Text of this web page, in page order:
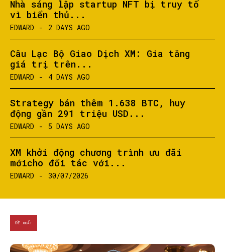
SEARCH...
Nhà sáng lập startup NFT bị truy tố
vì biển thủ...
EDWARD - 2 DAYS AGO
Câu Lạc Bộ Giao Dịch XM: Gia tăng
giá trị trên...
EDWARD - 4 DAYS AGO
Strategy bán thêm 1.638 BTC, huy
động gần 291 triệu USD...
EDWARD - 5 DAYS AGO
XM khởi động chương trình ưu đãi
mớicho đối tác với...
EDWARD - 30/07/2026
ĐỀ XUẤT